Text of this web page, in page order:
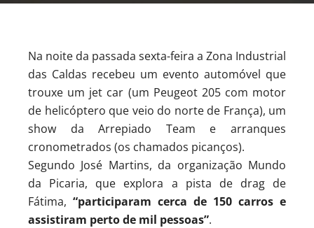
Na noite da passada sexta-feira a Zona Industrial
das Caldas recebeu um evento automóvel que
trouxe um jet car (um Peugeot 205 com motor
de helicóptero que veio do norte de França), um
show da Arrepiado Team e arranques
cronometrados (os chamados picanços).
Segundo José Martins, da organização Mundo
da Picaria, que explora a pista de drag de
Fátima, “participaram cerca de 150 carros e
assistiram perto de mil pessoas”.